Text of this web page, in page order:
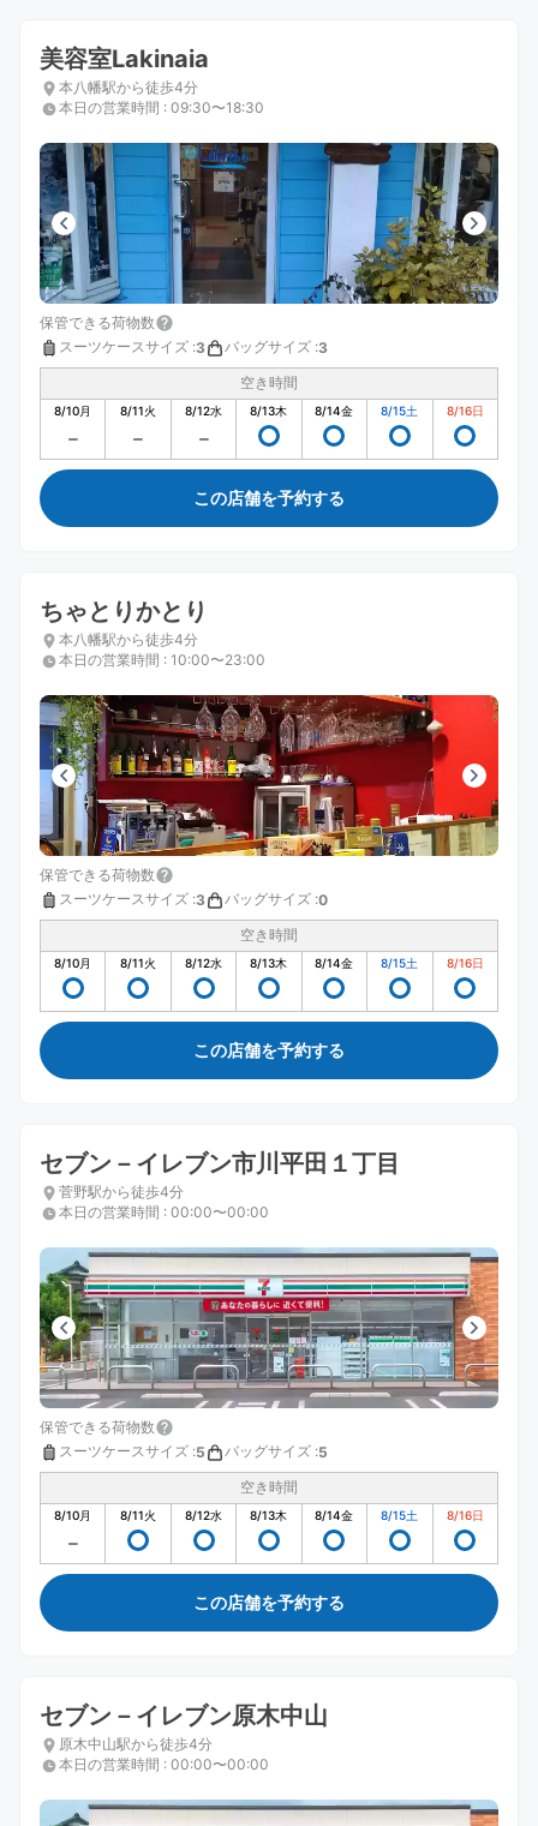
美容室Lakinaia
本八幡駅から徒歩4分
本日の営業時間 : 09:30〜18:30
保管できる荷物数
スーツケースサイズ :3 バッグサイズ :3
空き時間
8/10月 8/11火 8/12水 8/13木 8/14金 8/15土 8/16日
この店舗を予約する
ちゃとりかとり
本八幡駅から徒歩4分
本日の営業時間 : 10:00〜23:00
保管できる荷物数
スーツケースサイズ :3 バッグサイズ :0
空き時間
8/10月 8/11火 8/12水 8/13木 8/14金 8/15土 8/16日
この店舗を予約する
セブン－イレブン市川平田１丁目
菅野駅から徒歩4分
本日の営業時間 : 00:00〜00:00
保管できる荷物数
スーツケースサイズ :5 バッグサイズ :5
空き時間
8/10月 8/11火 8/12水 8/13木 8/14金 8/15土 8/16日
この店舗を予約する
セブン－イレブン原木中山
原木中山駅から徒歩4分
本日の営業時間 : 00:00〜00:00